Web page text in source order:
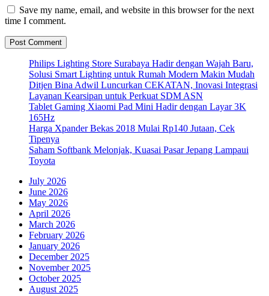
Save my name, email, and website in this browser for the next
time I comment.
Philips Lighting Store Surabaya Hadir dengan Wajah Baru,
Solusi Smart Lighting untuk Rumah Modern Makin Mudah
Ditjen Bina Adwil Luncurkan CEKATAN, Inovasi Integrasi
Layanan Kearsipan untuk Perkuat SDM ASN
Tablet Gaming Xiaomi Pad Mini Hadir dengan Layar 3K
165Hz
Harga Xpander Bekas 2018 Mulai Rp140 Jutaan, Cek
Tipenya
Saham Softbank Melonjak, Kuasai Pasar Jepang Lampaui
Toyota
July 2026
June 2026
May 2026
April 2026
March 2026
February 2026
January 2026
December 2025
November 2025
October 2025
August 2025